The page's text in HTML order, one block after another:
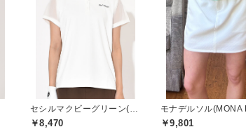
セシルマクビーグリーン(CECIL McBEE green)
￥8,470 ￥9,801